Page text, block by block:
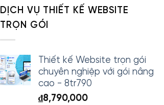
DỊCH VỤ THIẾT KẾ WEBSITE
TRỌN GÓI
Thiết kế Website trọn gói
chuyên nghiệp với gói nâng
cao - 8tr790
₫8,790,000